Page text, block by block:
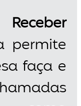
permite
faça e